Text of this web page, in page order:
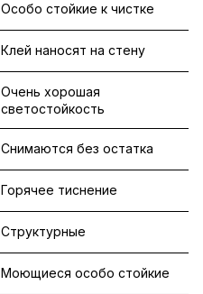
Особо стойкие к чистке
Клей наносят на стену
Очень хорошая
светостойкость
Снимаются без остатка
Горячее тиснение
Структурные
Моющиеся особо стойкие